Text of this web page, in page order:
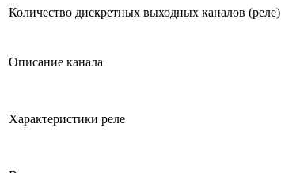
Количество дискретных выходных каналов (реле)
Описание канала
Характеристики реле